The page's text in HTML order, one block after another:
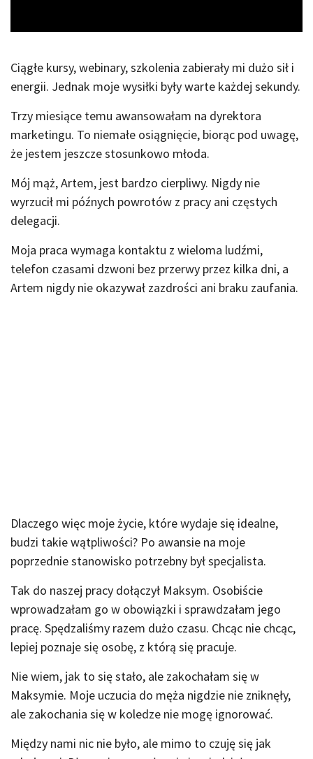
Ciągłe kursy, webinary, szkolenia zabierały mi dużo sił i
energii. Jednak moje wysiłki były warte każdej sekundy.
Trzy miesiące temu awansowałam na dyrektora
marketingu. To niemałe osiągnięcie, biorąc pod uwagę,
że jestem jeszcze stosunkowo młoda.
Mój mąż, Artem, jest bardzo cierpliwy. Nigdy nie
wyrzucił mi późnych powrotów z pracy ani częstych
delegacji.
Moja praca wymaga kontaktu z wieloma ludźmi,
telefon czasami dzwoni bez przerwy przez kilka dni, a
Artem nigdy nie okazywał zazdrości ani braku zaufania.
Dlaczego więc moje życie, które wydaje się idealne,
budzi takie wątpliwości? Po awansie na moje
poprzednie stanowisko potrzebny był specjalista.
Tak do naszej pracy dołączył Maksym. Osobiście
wprowadzałam go w obowiązki i sprawdzałam jego
pracę. Spędzaliśmy razem dużo czasu. Chcąc nie chcąc,
lepiej poznaje się osobę, z którą się pracuje.
Nie wiem, jak to się stało, ale zakochałam się w
Maksymie. Moje uczucia do męża nigdzie nie zniknęły,
ale zakochania się w koledze nie mogę ignorować.
Między nami nic nie było, ale mimo to czuję się jak